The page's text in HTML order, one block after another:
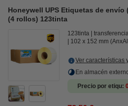
Honeywell UPS Etiquetas de envío
(4 rollos) 123tinta
123tinta
102 x 152 mm
Ver características
En almacén
Precio por etiqu